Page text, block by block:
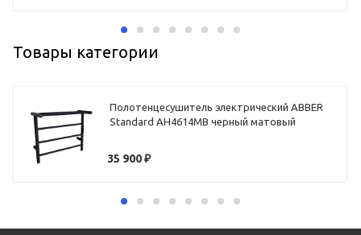
Товары категории
Полотенцесушитель электрический ABBER
Standard AH4614MB черный матовый
35 900₽